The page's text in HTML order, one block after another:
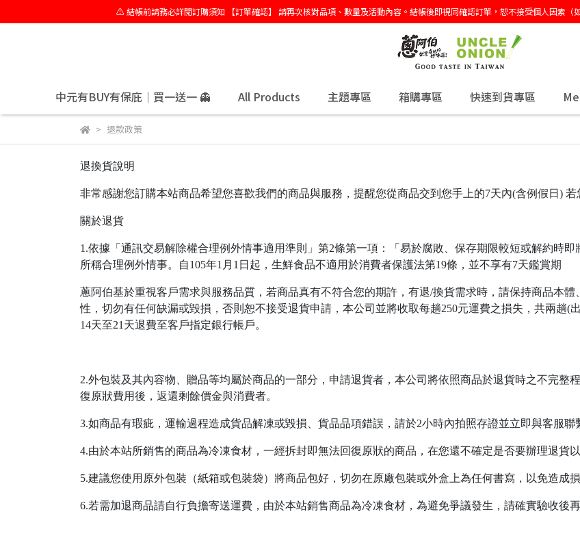
⚠️ 結帳前請務必詳閱訂購須知 【訂單確認】 請再次核對品項、數量及活動內容。結帳後即視同確認訂單，恕不接受個人因素
中元有BUY有保庇｜買一送一 👻 All Products 主題專區 箱購專區 快速到貨專區
退款政策
退換貨說明
非常感謝您訂購本站商品希望您喜歡我們的商品與服務，提醒您從商品交到您手上的7天內(含例假日)
關於退貨
1.依據「通訊交易解除權合理例外情事適用準則」第2條第一項：「易於腐敗、保存期限較短或解約時
所稱合理例外情事。自105年1月1日起，生鮮食品不適用於消費者保護法第19條，並不享有7天鑑賞期
蔥阿伯基於重視客戶需求與服務品質，若商品真有不符合您的期許，有退/換貨需求時，請保持商品本
性，切勿有任何缺漏或毀損，否則恕不接受退貨申請，本公司並將收取每趟250元運費之損失，共兩趟(
14天至21天退費至客戶指定銀行帳戶。
2.外包裝及其內容物、贈品等均屬於商品的一部分，申請退貨者，本公司將依照商品於退貨時之不完整
復原狀費用後，返還剩餘價金與消費者。
3.如商品有瑕疵，運輸過程造成貨品解凍或毀損、貨品品項錯誤，請於2小時內拍照存證並立即與客服聯
4.由於本站所銷售的商品為冷凍食材，一經拆封即無法回復原狀的商品，在您還不確定是否要辦理退貨以
5.建議您使用原外包裝（紙箱或包裝袋）將商品包好，切勿在原廠包裝或外盒上為任何書寫，以免造成
6.若需加退商品請自行負擔寄送運費，由於本站銷售商品為冷凍食材，為避免爭議發生，請確實驗收後再